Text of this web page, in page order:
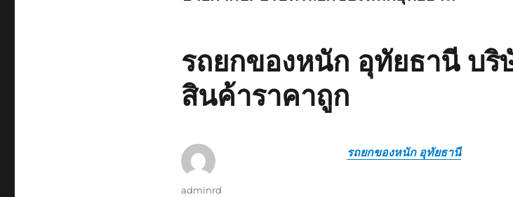
รถยกของหนัก อุทัยธานี บริ
สินค้าราคาถูก
รถยกของหนัก อุทัยธานี
ผู้
adminrd